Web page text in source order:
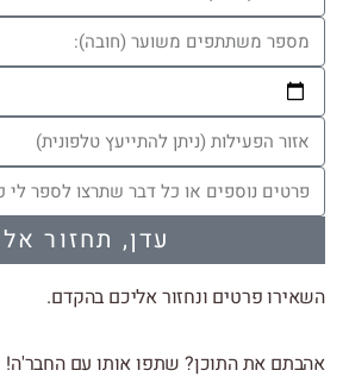
עדן, תחזור אלי
פרטים ונחזור אליכם בהקדם.
את התוכן? שתפו אותו עם החבר'ה!